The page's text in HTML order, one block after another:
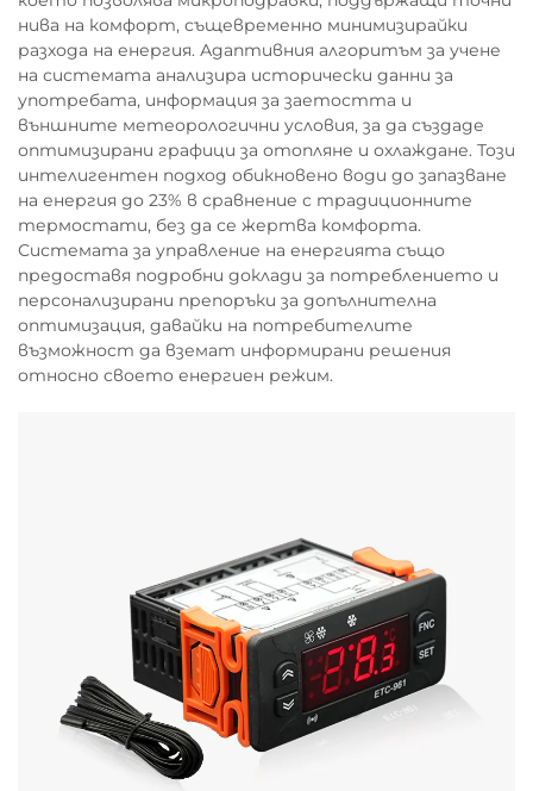
нива на комфорт, същевременно минимизирайки
разхода на енергия. Адаптивния алгоритъм за учене
на системата анализира исторически данни за
употребата, информация за заетостта и
външните метеорологични условия, за да създаде
оптимизирани графици за отопляне и охлаждане. Този
интелигентен подход обикновено води до запазване
на енергия до 23% в сравнение с традиционните
термостати, без да се жертва комфорта.
Системата за управление на енергията също
предоставя подробни доклади за потреблението и
персонализирани препоръки за допълнителна
оптимизация, давайки на потребителите
възможност да вземат информирани решения
относно своето енергиен режим.